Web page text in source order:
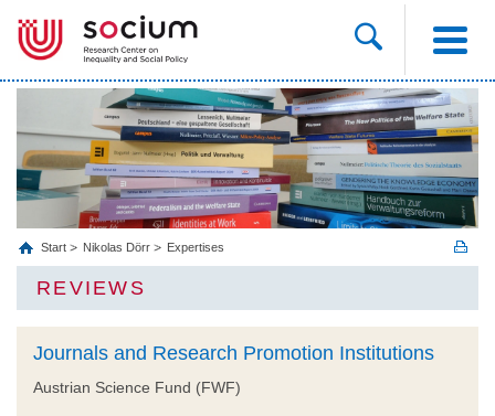
Start Nikolas Dörr Expertises
REVIEWS
Journals and Research Promotion Institutions
Austrian Science Fund (FWF)